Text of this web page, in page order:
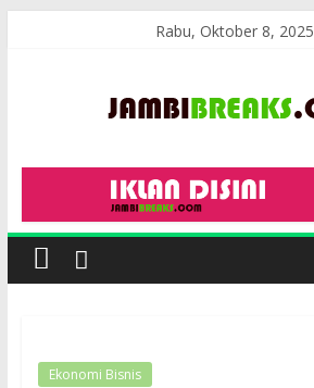
Rabu, Oktober 8, 2025
JambiBreaks
Ekonomi Bisnis